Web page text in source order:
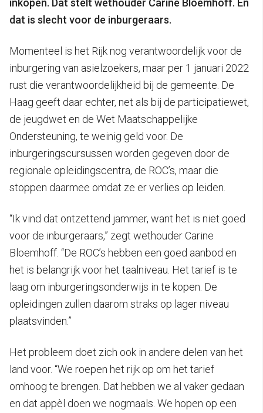
inkopen. Dat stelt wethouder Carine Bloemhoff. En
dat is slecht voor de inburgeraars.
Momenteel is het Rijk nog verantwoordelijk voor de
inburgering van asielzoekers, maar per 1 januari 2022
rust die verantwoordelijkheid bij de gemeente. De
Haag geeft daar echter, net als bij de participatiewet,
de jeugdwet en de Wet Maatschappelijke
Ondersteuning, te weinig geld voor. De
inburgeringscursussen worden gegeven door de
regionale opleidingscentra, de ROC’s, maar die
stoppen daarmee omdat ze er verlies op leiden.
“Ik vind dat ontzettend jammer, want het is niet goed
voor de inburgeraars,” zegt wethouder Carine
Bloemhoff. “De ROC’s hebben een goed aanbod en
het is belangrijk voor het taalniveau. Het tarief is te
laag om inburgeringsonderwijs in te kopen. De
opleidingen zullen daarom straks op lager niveau
plaatsvinden.”
Het probleem doet zich ook in andere delen van het
land voor. “We roepen het rijk op om het tarief
omhoog te brengen. Dat hebben we al vaker gedaan
en dat appèl doen we nogmaals. We hopen op een